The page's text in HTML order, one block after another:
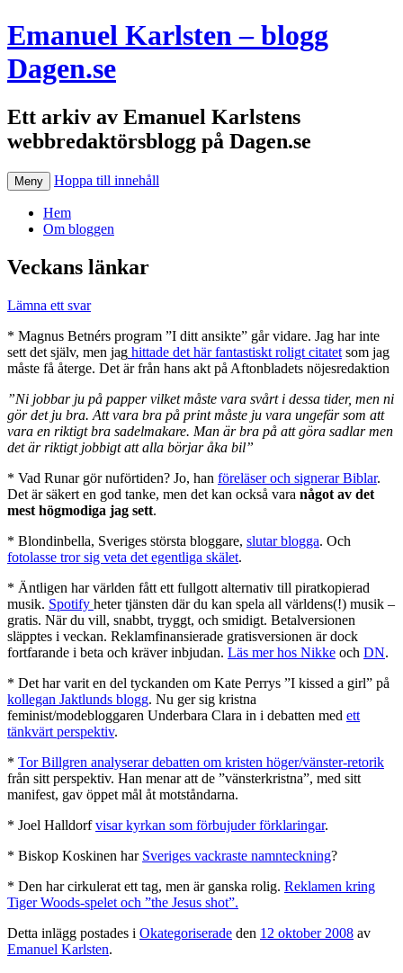
Emanuel Karlsten – blogg
Dagen.se
Ett arkiv av Emanuel Karlstens
webbredaktörsblogg på Dagen.se
Meny Hoppa till innehåll
Hem
Om bloggen
Veckans länkar
Lämna ett svar
* Magnus Betnérs program ”I ditt ansikte” går vidare. Jag har inte
sett det själv, men jag hittade det här fantastiskt roligt citatet som jag
måste få återge. Det är från hans akt på Aftonbladets nöjesredaktion
”Ni jobbar ju på papper vilket måste vara svårt i dessa tider, men ni
gör det ju bra. Att vara bra på print måste ju vara ungefär som att
vara en riktigt bra sadelmakare. Man är bra på att göra sadlar men
det är riktigt jobbigt att alla börjar åka bil”
* Vad Runar gör nuförtiden? Jo, han föreläser och signerar Biblar.
Det är säkert en god tanke, men det kan också vara något av det
mest högmodiga jag sett.
* Blondinbella, Sveriges största bloggare, slutar blogga. Och
fotolasse tror sig veta det egentliga skälet.
* Äntligen har världen fått ett fullgott alternativ till piratkopierad
musik. Spotify heter tjänsten där du kan spela all världens(!) musik –
gratis. När du vill, snabbt, tryggt, och smidigt. Betalversionen
släpptes i veckan. Reklamfinansierade gratisversionen är dock
fortfarande i beta och kräver inbjudan. Läs mer hos Nikke och DN.
* Det har varit en del tyckanden om Kate Perrys ”I kissed a girl” på
kollegan Jaktlunds blogg. Nu ger sig kristna
feminist/modebloggaren Underbara Clara in i debatten med ett
tänkvärt perspektiv.
* Tor Billgren analyserar debatten om kristen höger/vänster-retorik
från sitt perspektiv. Han menar att de ”vänsterkristna”, med sitt
manifest, gav öppet mål åt motståndarna.
* Joel Halldorfvisar kyrkan som förbujuder förklaringar.
* Biskop Koskinen har Sveriges vackraste namnteckning?
* Den har cirkulerat ett tag, men är ganska rolig. Reklamen kring
Tiger Woods-spelet och ”the Jesus shot”.
Detta inlägg postades i Okategoriserade den 12 oktober 2008 av
Emanuel Karlsten.